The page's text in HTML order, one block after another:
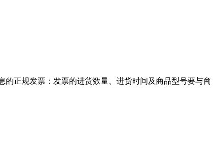
的正规发票：发票的进货数量、进货时间及商品型号要与商